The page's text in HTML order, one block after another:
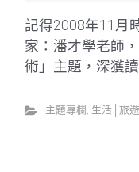
記得2008年11月
家：潘才學老師
術」主題，深獲
主題專欄 , 生活│旅遊